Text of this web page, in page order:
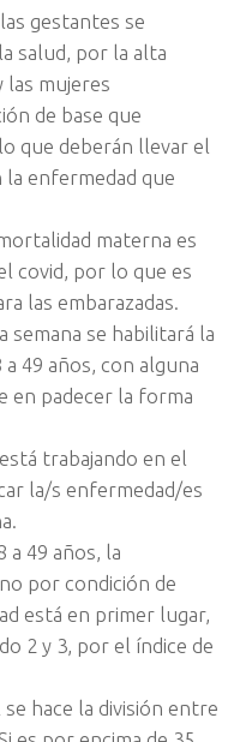
gestantes se
salud, por la alta
las mujeres
de base que
que deberán llevar el
enfermedad que
materna es
covid, por lo que es
las embarazadas.
semana se habilitará la
49 años, con alguna
en padecer la forma
trabajando en el
la/s enfermedad/es
a 49 años, la
por condición de
está en primer lugar,
2 y 3, por el índice de
hace la división entre